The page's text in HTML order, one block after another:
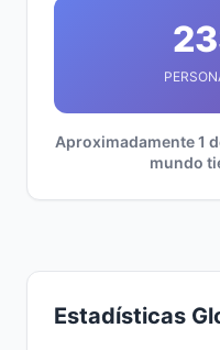
Aproximadamente 1
mundo
Estadísticas